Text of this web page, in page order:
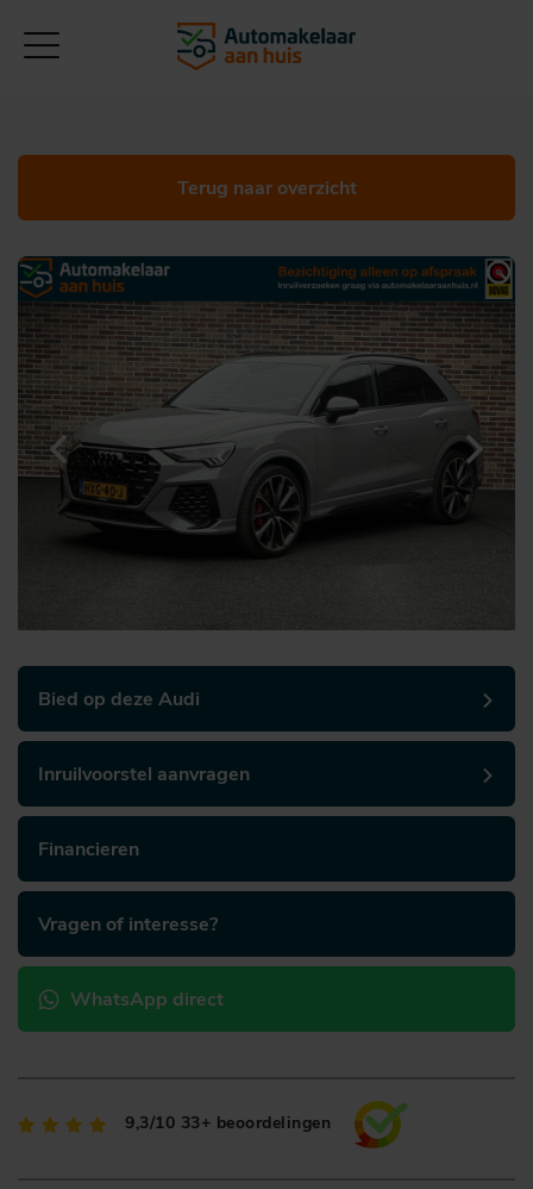
Terug naar overzicht
Bied op deze Audi
Inruilvoorstel aanvragen
Financieren
Vragen of interesse?
WhatsApp direct
9,3/10 33+ beoordelingen